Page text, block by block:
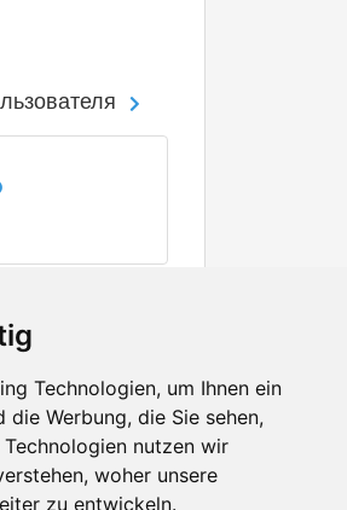
Technologien, um Ihnen ein
Werbung, die Sie sehen,
nutzen wir
woher unsere
zu entwickeln.